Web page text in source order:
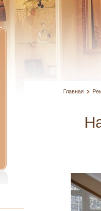
Главная